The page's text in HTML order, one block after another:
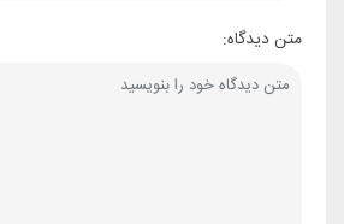
متن دیدگاه: